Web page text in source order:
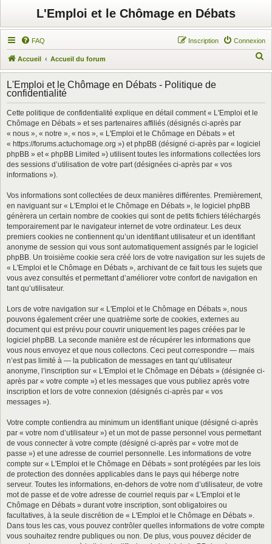
L'Emploi et le Chômage en Débats
FAQ Connexion
Inscription
Accueil Accueil du forum
e
h
L'Emploi et le Chômage en Débats - Politique de
confidentialité
Cette politique de confidentialité explique en détail comment « L'Emploi et le
Chômage en Débats » et ses partenaires affiliés (désignés ci-après par
« nous », « notre », « nos », « L'Emploi et le Chômage en Débats » et
« https://forums.actuchomage.org ») et phpBB (désigné ci-après par « logiciel
phpBB » et « phpBB Limited ») utilisent toutes les informations collectées lors
des sessions d’utilisation de votre part (désignées ci-après par « vos
informations »).
Vos informations sont collectées de deux manières différentes. Premièrement,
en naviguant sur « L'Emploi et le Chômage en Débats », le logiciel phpBB
génèrera un certain nombre de cookies qui sont de petits fichiers téléchargés
temporairement par le navigateur internet de votre ordinateur. Les deux
premiers cookies ne contiennent qu’un identifiant utilisateur et un identifiant
anonyme de session qui vous sont automatiquement assignés par le logiciel
phpBB. Un troisième cookie sera créé lors de votre navigation sur les sujets de
« L'Emploi et le Chômage en Débats », archivant de ce fait tous les sujets que
vous avez consultés et permettant d’améliorer votre confort de navigation en
tant qu’utilisateur.
Lors de votre navigation sur « L'Emploi et le Chômage en Débats », nous
pouvons également créer une quatrième sorte de cookies, externes au
document qui est prévu pour couvrir uniquement les pages créées par le
logiciel phpBB. La seconde manière est de récupérer les informations que
vous nous envoyez et que nous collectons. Ceci peut correspondre — mais
n’est pas limité à — la publication de messages en tant qu’utilisateur
anonyme, l’inscription sur « L'Emploi et le Chômage en Débats » (désignée ci-
après par « votre compte ») et les messages que vous publiez après votre
inscription et lors de votre connexion (désignés ci-après par « vos
messages »).
Votre compte contiendra au minimum un identifiant unique (désigné ci-après
par « votre nom d’utilisateur ») et un mot de passe personnel vous permettant
de vous connecter à votre compte (désigné ci-après par « votre mot de
passe ») et une adresse de courriel personnelle. Les informations de votre
compte sur « L'Emploi et le Chômage en Débats » sont protégées par les lois
de protection des données applicables dans le pays qui héberge notre
serveur. Toutes les informations, en-dehors de votre nom d’utilisateur, de votre
mot de passe et de votre adresse de courriel requis par « L'Emploi et le
Chômage en Débats » durant votre inscription, sont obligatoires ou
facultatives, à la seule discrétion de « L'Emploi et le Chômage en Débats ».
Dans tous les cas, vous pouvez contrôler quelles informations de votre compte
vous souhaitez rendre publiques ou non. De plus, vous pouvez décider de